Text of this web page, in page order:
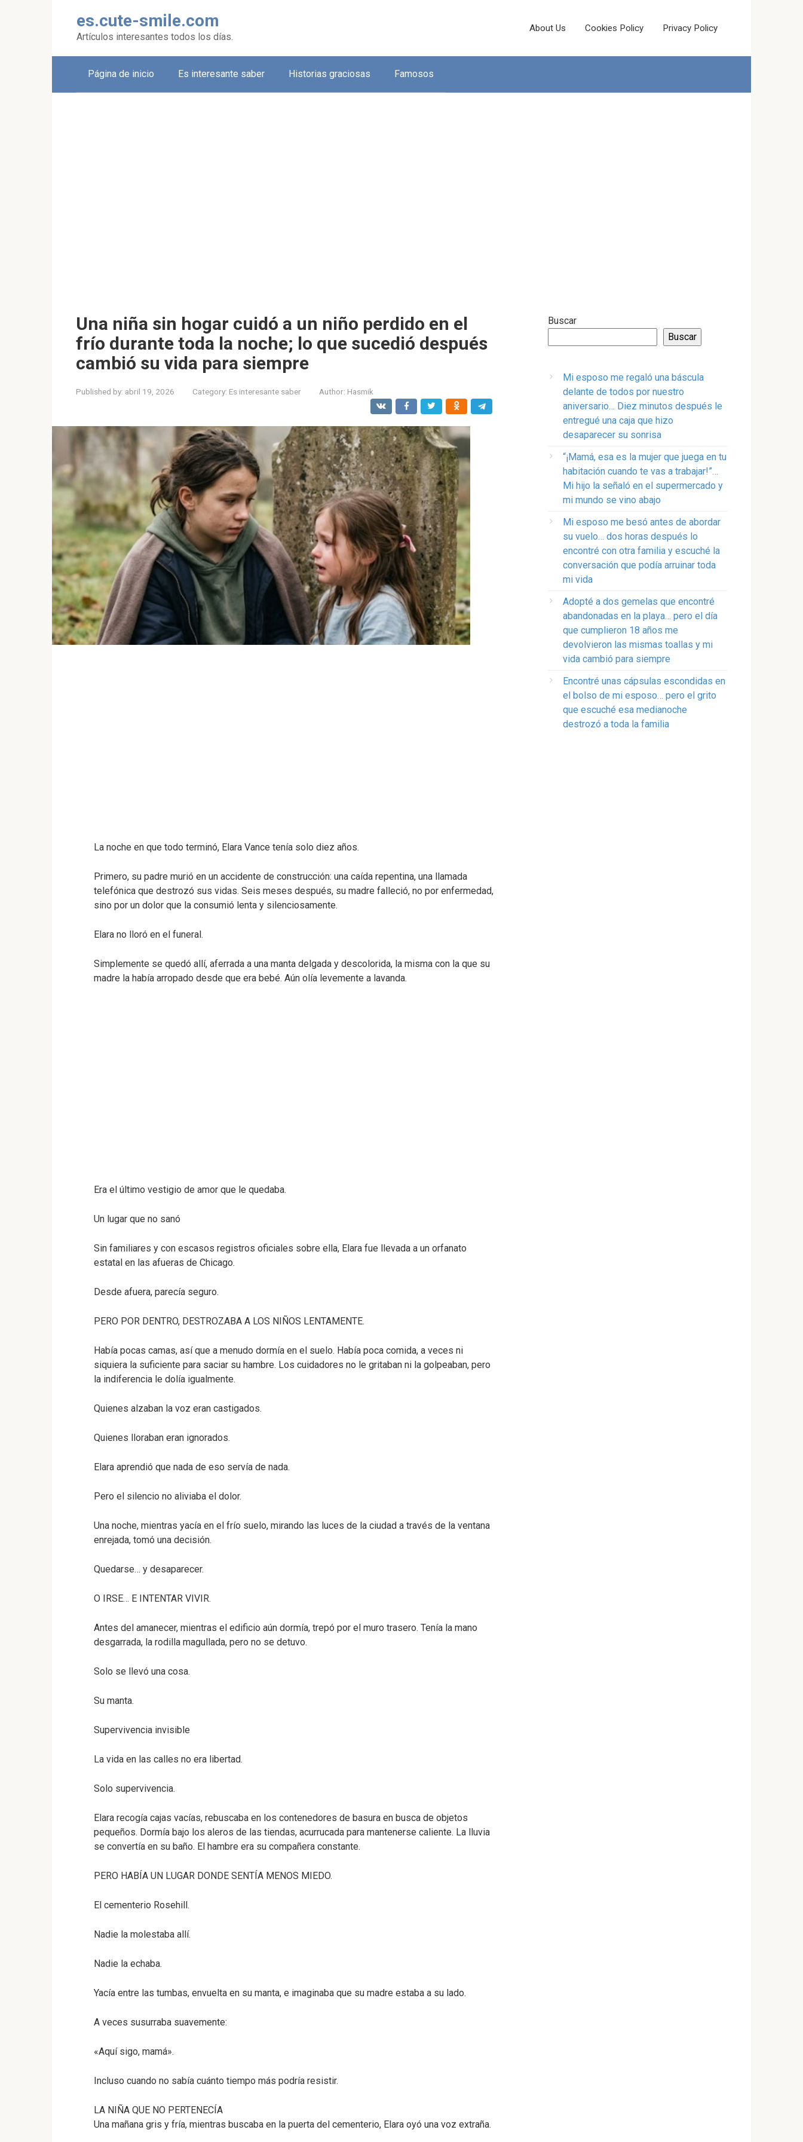
es.cute-smile.com
Artículos interesantes todos los días.
About Us Cookies Policy Privacy Policy
Página de inicio Es interesante saber Historias graciosas Famosos
Una niña sin hogar cuidó a un niño perdido en el
frío durante toda la noche; lo que sucedió después
cambió su vida para siempre
Published by: abril 19, 2026 Category: Es interesante saber Author: Hasmik
La noche en que todo terminó, Elara Vance tenía solo diez años.
Primero, su padre murió en un accidente de construcción: una caída repentina, una llamada
telefónica que destrozó sus vidas. Seis meses después, su madre falleció, no por enfermedad,
sino por un dolor que la consumió lenta y silenciosamente.
Elara no lloró en el funeral.
Simplemente se quedó allí, aferrada a una manta delgada y descolorida, la misma con la que su
madre la había arropado desde que era bebé. Aún olía levemente a lavanda.
Era el último vestigio de amor que le quedaba.
Un lugar que no sanó
Sin familiares y con escasos registros oficiales sobre ella, Elara fue llevada a un orfanato
estatal en las afueras de Chicago.
Desde afuera, parecía seguro.
PERO POR DENTRO, DESTROZABA A LOS NIÑOS LENTAMENTE.
Había pocas camas, así que a menudo dormía en el suelo. Había poca comida, a veces ni
siquiera la suficiente para saciar su hambre. Los cuidadores no le gritaban ni la golpeaban, pero
la indiferencia le dolía igualmente.
Quienes alzaban la voz eran castigados.
Quienes lloraban eran ignorados.
Elara aprendió que nada de eso servía de nada.
Pero el silencio no aliviaba el dolor.
Una noche, mientras yacía en el frío suelo, mirando las luces de la ciudad a través de la ventana
enrejada, tomó una decisión.
Quedarse… y desaparecer.
O IRSE… E INTENTAR VIVIR.
Antes del amanecer, mientras el edificio aún dormía, trepó por el muro trasero. Tenía la mano
desgarrada, la rodilla magullada, pero no se detuvo.
Solo se llevó una cosa.
Su manta.
Supervivencia invisible
La vida en las calles no era libertad.
Solo supervivencia.
Elara recogía cajas vacías, rebuscaba en los contenedores de basura en busca de objetos
pequeños. Dormía bajo los aleros de las tiendas, acurrucada para mantenerse caliente. La lluvia
se convertía en su baño. El hambre era su compañera constante.
PERO HABÍA UN LUGAR DONDE SENTÍA MENOS MIEDO.
El cementerio Rosehill.
Nadie la molestaba allí.
Nadie la echaba.
Yacía entre las tumbas, envuelta en su manta, e imaginaba que su madre estaba a su lado.
A veces susurraba suavemente:
«Aquí sigo, mamá».
Incluso cuando no sabía cuánto tiempo más podría resistir.
LA NIÑA QUE NO PERTENECÍA
Una mañana gris y fría, mientras buscaba en la puerta del cementerio, Elara oyó una voz extraña.
Buscar
Buscar
Mi esposo me regaló una báscula
delante de todos por nuestro
aniversario… Diez minutos después le
entregué una caja que hizo
desaparecer su sonrisa
“¡Mamá, esa es la mujer que juega en tu
habitación cuando te vas a trabajar!”…
Mi hijo la señaló en el supermercado y
mi mundo se vino abajo
Mi esposo me besó antes de abordar
su vuelo… dos horas después lo
encontré con otra familia y escuché la
conversación que podía arruinar toda
mi vida
Adopté a dos gemelas que encontré
abandonadas en la playa… pero el día
que cumplieron 18 años me
devolvieron las mismas toallas y mi
vida cambió para siempre
Encontré unas cápsulas escondidas en
el bolso de mi esposo… pero el grito
que escuché esa medianoche
destrozó a toda la familia